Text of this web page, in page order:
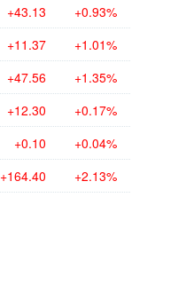
+43.13 +0.93%
+11.37 +1.01%
+47.56 +1.35%
+12.30 +0.17%
+0.10 +0.04%
+164.40 +2.13%